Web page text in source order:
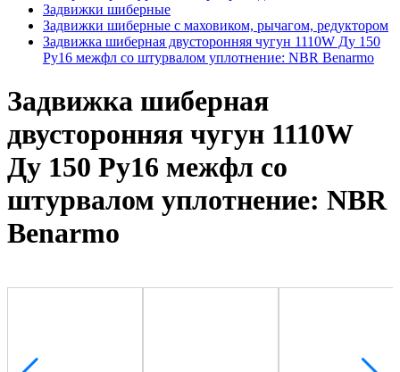
Задвижки шиберные
Задвижки шиберные с маховиком, рычагом, редуктором
Задвижка шиберная двусторонняя чугун 1110W Ду 150
Ру16 межфл со штурвалом уплотнение: NBR Benarmo
Задвижка шиберная
двусторонняя чугун 1110W
Ду 150 Ру16 межфл со
штурвалом уплотнение: NBR
Benarmo